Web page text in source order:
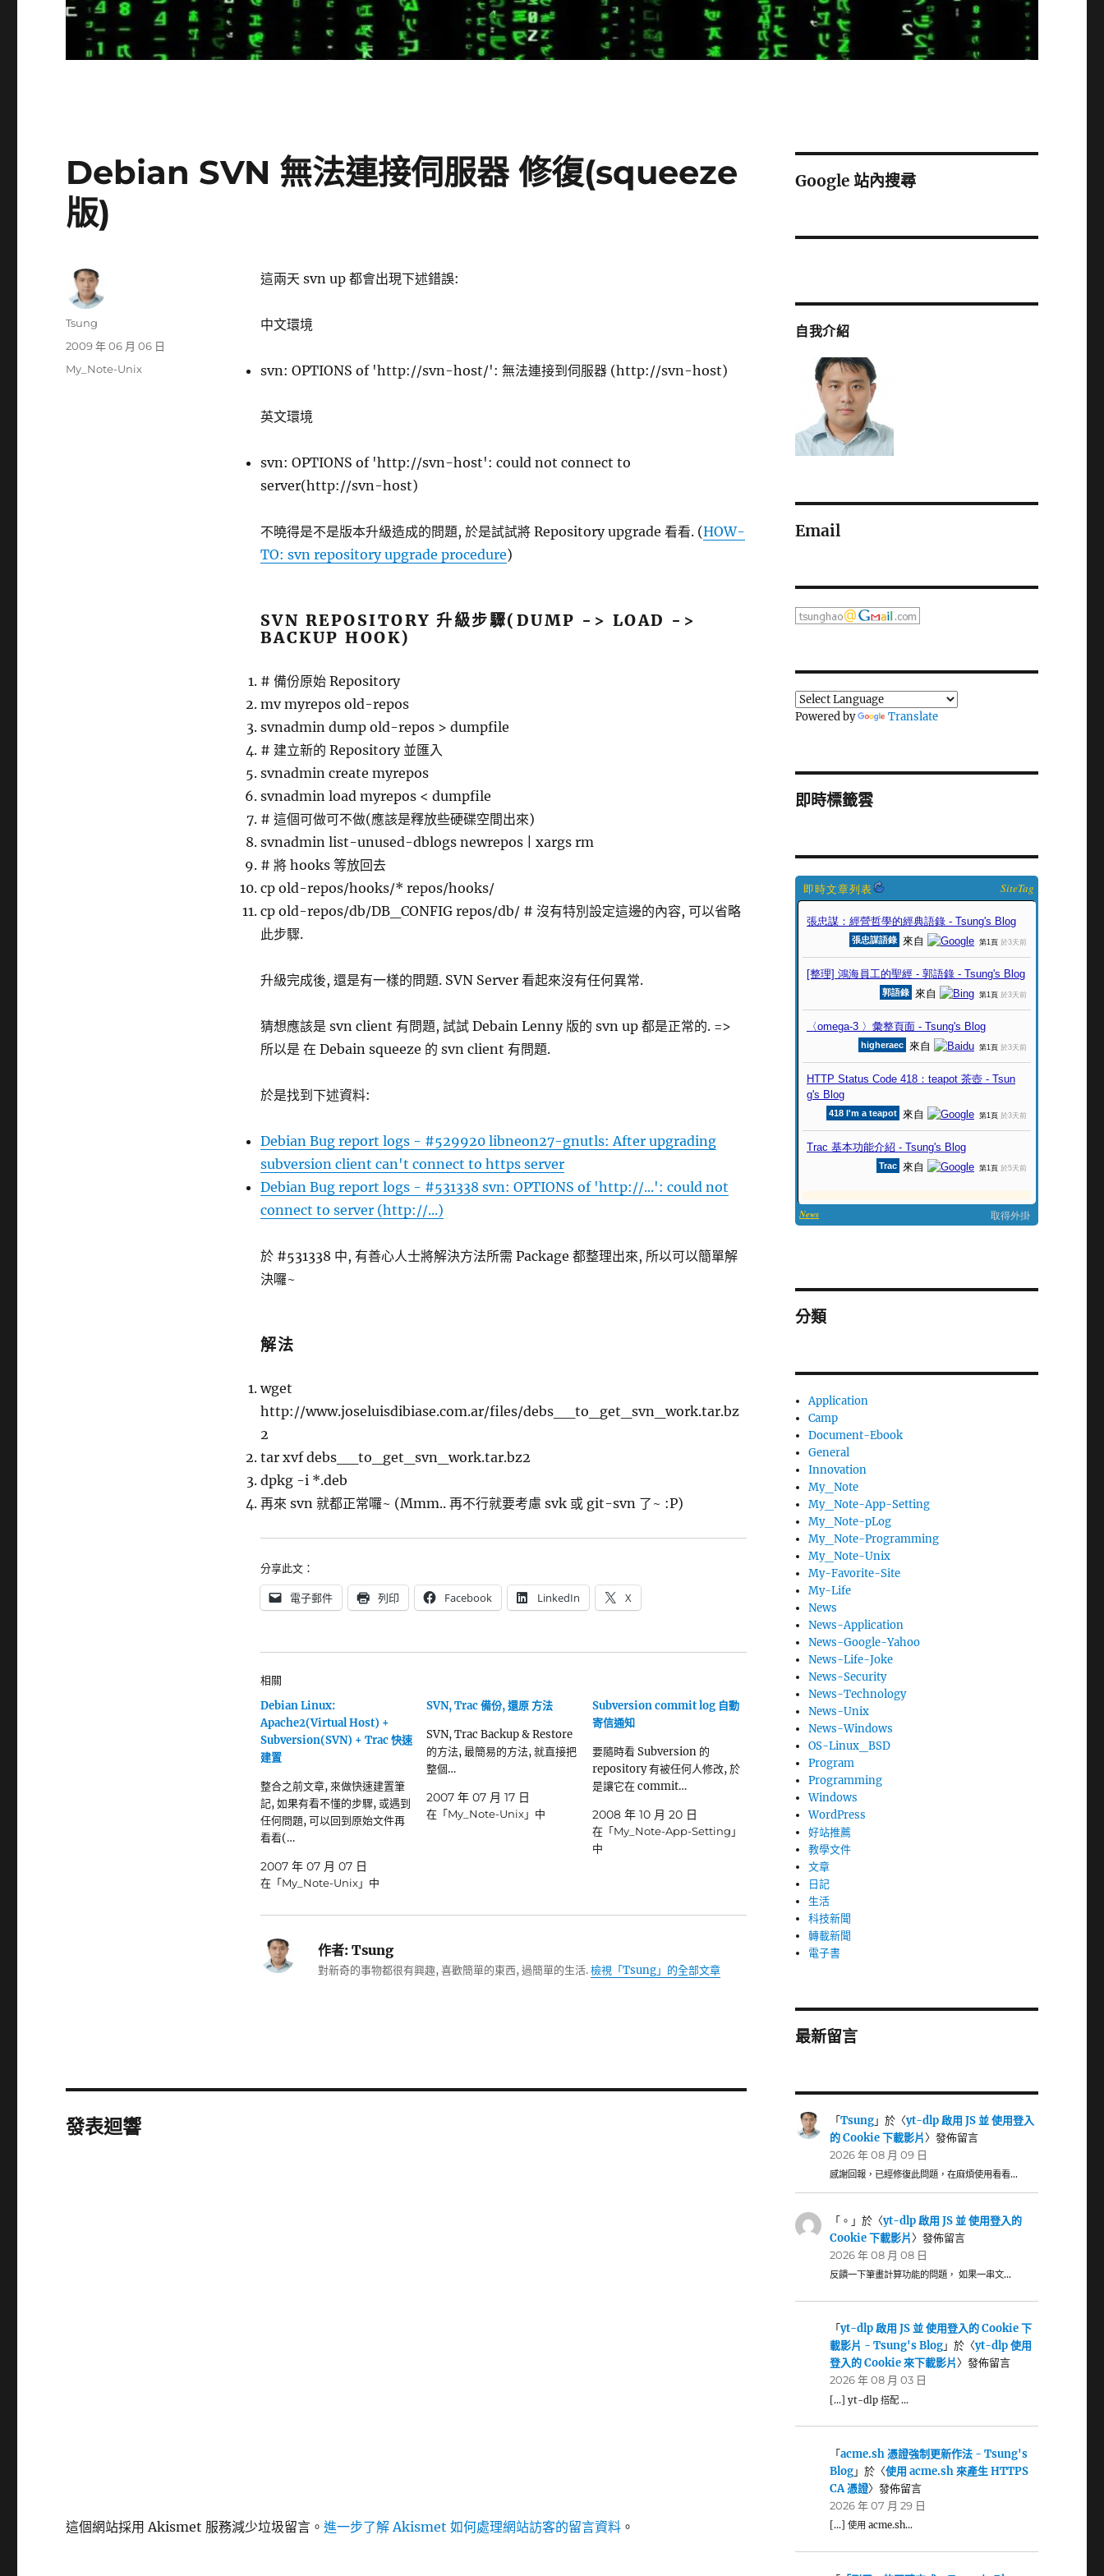
Debian SVN 無法連接伺服器 修復(squeeze
版)
這兩天 svn up 都會出現下述錯誤:
中文環境
svn: OPTIONS of 'http://svn-host/': 無法連接到伺服器 (http://svn-host)
英文環境
svn: OPTIONS of 'http://svn-host': could not connect to
server(http://svn-host)
不曉得是不是版本升級造成的問題, 於是試試將 Repository upgrade 看看. (HOW-
TO: svn repository upgrade procedure)
SVN REPOSITORY 升級步驟(DUMP -> LOAD ->
BACKUP HOOK)
# 備份原始 Repository
mv myrepos old-repos
svnadmin dump old-repos > dumpfile
# 建立新的 Repository 並匯入
svnadmin create myrepos
svnadmin load myrepos < dumpfile
# 這個可做可不做(應該是釋放些硬碟空間出來)
svnadmin list-unused-dblogs newrepos | xargs rm
# 將 hooks 等放回去
cp old-repos/hooks/* repos/hooks/
cp old-repos/db/DB_CONFIG repos/db/ # 沒有特別設定這邊的內容, 可以省略
此步驟.
升級完成後, 還是有一樣的問題. SVN Server 看起來沒有任何異常.
猜想應該是 svn client 有問題, 試試 Debain Lenny 版的 svn up 都是正常的. =>
所以是 在 Debain squeeze 的 svn client 有問題.
於是找到下述資料:
Debian Bug report logs - #529920 libneon27-gnutls: After upgrading
subversion client can't connect to https server
Debian Bug report logs - #531338 svn: OPTIONS of 'http://...': could not
connect to server (http://...)
於 #531338 中, 有善心人士將解決方法所需 Package 都整理出來, 所以可以簡單解
決囉~
解法
wget
http://www.joseluisdibiase.com.ar/files/debs__to_get_svn_work.tar.bz
2
tar xvf debs__to_get_svn_work.tar.bz2
dpkg -i *.deb
再來 svn 就都正常囉~ (Mmm.. 再不行就要考慮 svk 或 git-svn 了~ :P)
分享此文：
電子郵件 列印 Facebook LinkedIn X
相關
Debian Linux:
Apache2(Virtual Host) +
Subversion(SVN) + Trac 快速
建置
整合之前文章, 來做快速建置筆
記, 如果有看不懂的步驟, 或遇到
任何問題, 可以回到原始文件再
看看(…
2007 年 07 月 07 日
在「My_Note-Unix」中
SVN, Trac 備份, 還原 方法
SVN, Trac Backup & Restore
的方法, 最簡易的方法, 就直接把
整個…
2007 年 07 月 17 日
在「My_Note-Unix」中
Subversion commit log 自動
寄信通知
要隨時看 Subversion 的
repository 有被任何人修改, 於
是讓它在 commit…
2008 年 10 月 20 日
在「My_Note-App-Setting」
中
作者:Tsung
對新奇的事物都很有興趣, 喜歡簡單的東西, 過簡單的生活.檢視「Tsung」的全部文章
作
Tsung
發
日
2009 年 06 月 06 日
分
My_Note-Unix
發表迴響
這個網站採用 Akismet 服務減少垃圾留言。進一步了解 Akismet 如何處理網站訪客的留言資料 。
Google 站內搜尋
自我介紹
Email
Powered by Translate
即時標籤雲
SiteTag
分類
Application
Camp
Document-Ebook
General
Innovation
My_Note
My_Note-App-Setting
My_Note-pLog
My_Note-Programming
My_Note-Unix
My-Favorite-Site
My-Life
News
News-Application
News-Google-Yahoo
News-Life-Joke
News-Security
News-Technology
News-Unix
News-Windows
OS-Linux_BSD
Program
Programming
Windows
WordPress
好站推薦
教學文件
文章
日記
生活
科技新聞
轉載新聞
電子書
最新留言
「Tsung」於〈yt-dlp 啟用 JS 並 使用登入
的 Cookie 下載影片〉發佈留言
2026 年 08 月 09 日
感謝回報，已經修復此問題，在麻煩使用看看…
「 。 」於〈yt-dlp 啟用 JS 並 使用登入的
Cookie 下載影片〉發佈留言
2026 年 08 月 08 日
反饋一下筆畫計算功能的問題， 如果一串文…
「yt-dlp 啟用 JS 並 使用登入的 Cookie 下
載影片 - Tsung's Blog」於〈yt-dlp 使用
登入的 Cookie 來下載影片〉發佈留言
2026 年 08 月 03 日
[…] yt-dlp 搭配 …
「acme.sh 憑證強制更新作法 - Tsung's
Blog」於〈使用 acme.sh 來產生 HTTPS
CA 憑證〉發佈留言
2026 年 07 月 29 日
[…] 使用 acme.sh…